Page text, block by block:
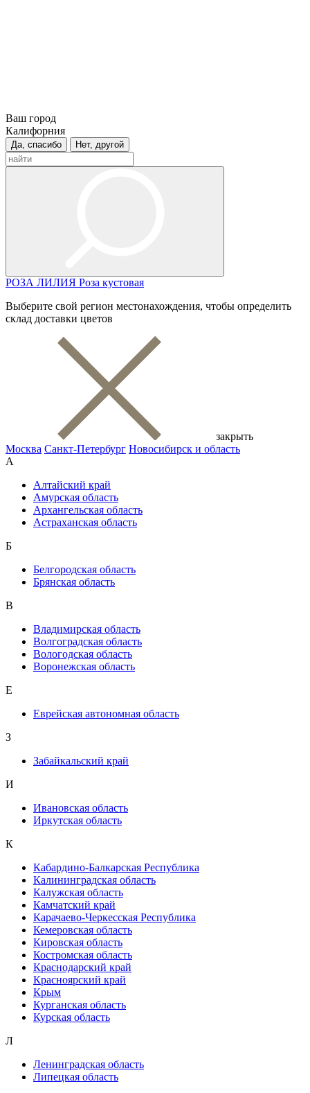
Ваш город
Калифорния
Да, спасибо Нет, другой
РОЗА ЛИЛИЯ Роза кустовая
Выберите свой регион местонахождения, чтобы определить
склад доставки цветов
закрыть
Москва Санкт-Петербург Новосибирск и область
А
Алтайский край
Амурская область
Архангельская область
Астраханская область
Б
Белгородская область
Брянская область
В
Владимирская область
Волгоградская область
Вологодская область
Воронежская область
Е
Еврейская автономная область
З
Забайкальский край
И
Ивановская область
Иркутская область
К
Кабардино-Балкарская Республика
Калининградская область
Калужская область
Камчатский край
Карачаево-Черкесская Республика
Кемеровская область
Кировская область
Костромская область
Краснодарский край
Красноярский край
Крым
Курганская область
Курская область
Л
Ленинградская область
Липецкая область